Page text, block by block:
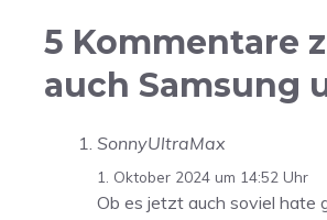
5 Kommentare
auch Samsung
SonnyUltraMax
1. Oktober 2024 um 14:52 Uhr
Ob es jetzt auch soviel hate